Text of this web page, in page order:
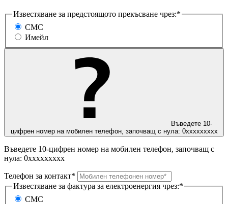
Известяване за предстоящото прекъсване чрез:*
СМС
Имейл
Въведете 10-
цифрен номер на мобилен телефон, започващ с нула: 0ххххххххх
Въведете 10-цифрен номер на мобилен телефон, започващ с
нула: 0ххххххххх
Телефон за контакт*
Известяване за фактура за електроенергия чрез:*
СМС